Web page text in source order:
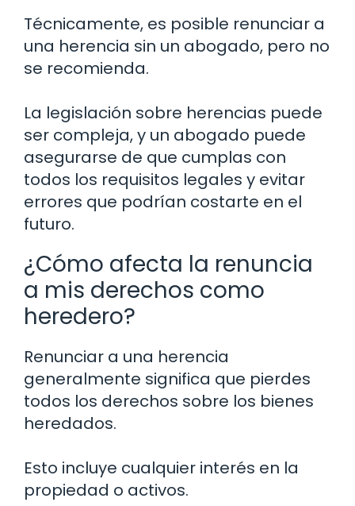
Técnicamente, es posible renunciar a
una herencia sin un abogado, pero no
se recomienda.
La legislación sobre herencias puede
ser compleja, y un abogado puede
asegurarse de que cumplas con
todos los requisitos legales y evitar
errores que podrían costarte en el
futuro.
¿Cómo afecta la renuncia
a mis derechos como
heredero?
Renunciar a una herencia
generalmente significa que pierdes
todos los derechos sobre los bienes
heredados.
Esto incluye cualquier interés en la
propiedad o activos.